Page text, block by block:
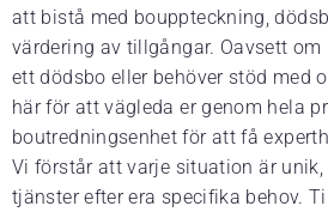
att bistå med bouppteckning,
värdering av tillgångar. Oavsett
ett dödsbo eller behöver stöd med
här för att vägleda er genom hela
boutredningsenhet för att få
Vi förstår att varje situation är
tjänster efter era specifika behov.